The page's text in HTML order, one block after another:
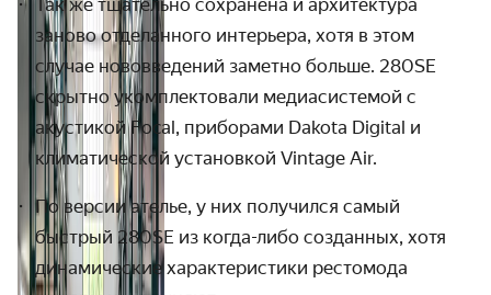
заново отделанного интерьера, хотя в этом
случае нововведений заметно больше. 280SE
скрытно укомплектовали медиасистемой с
акустикой Focal, приборами Dakota Digital и
климатической установкой Vintage Air.
По версии ателье, у них получился самый
быстрый 280SE из когда-либо созданных, хотя
динамические характеристики рестомода